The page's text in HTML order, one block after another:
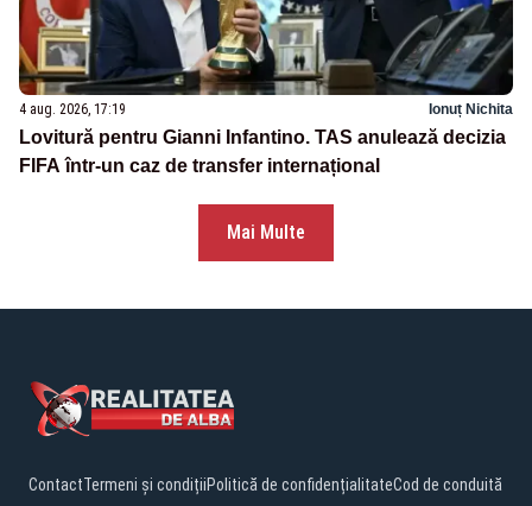
4 aug. 2026, 17:19 Ionuț Nichita
Lovitură pentru Gianni Infantino. TAS anulează decizia
FIFA într-un caz de transfer internațional
Mai Multe
ContactTermeni și condițiiPolitică de confidențialitateCod de conduită